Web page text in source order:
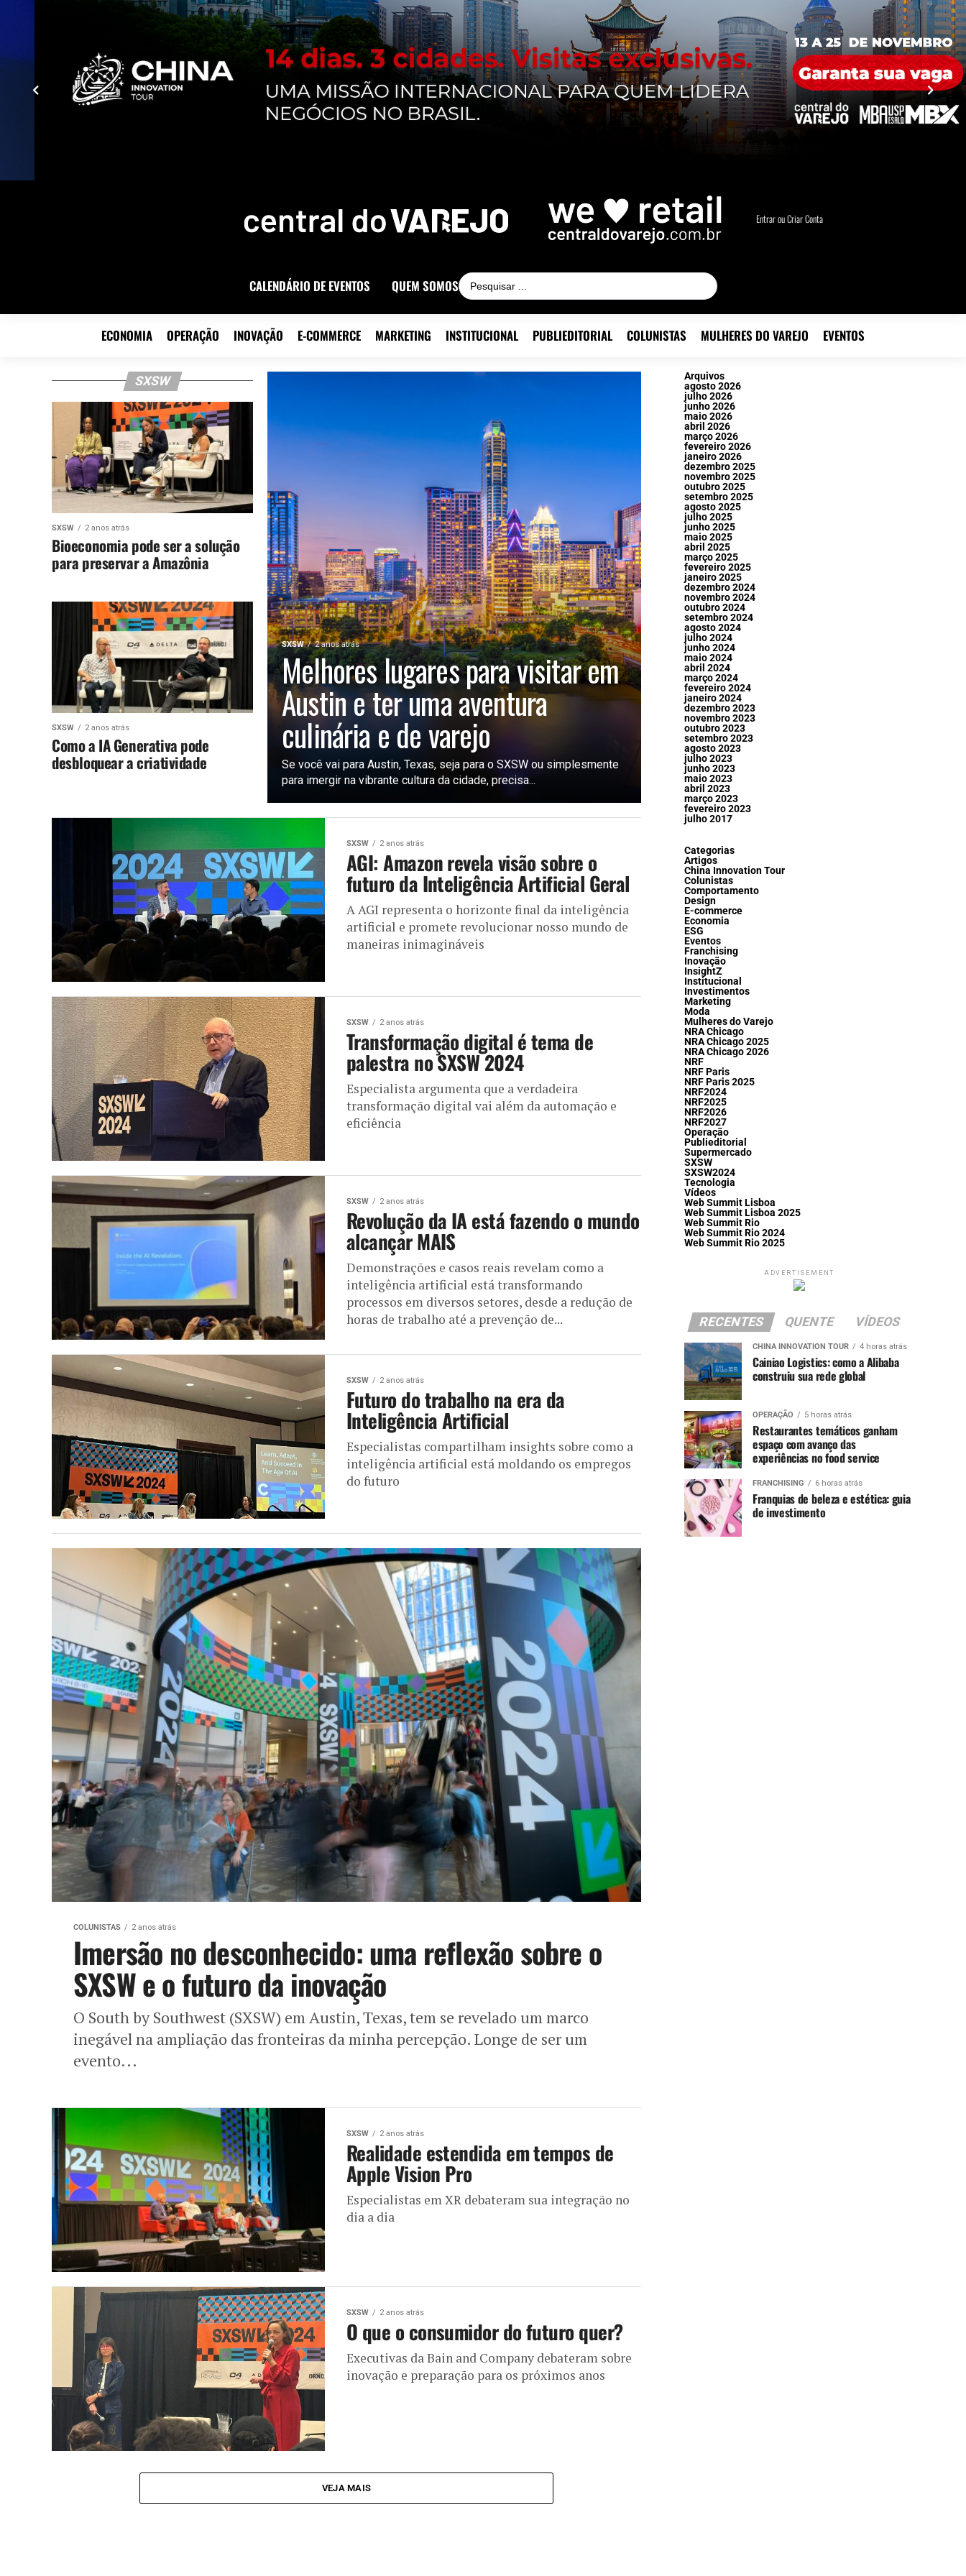
Entrar ou Criar Conta
CALENDÁRIO DE EVENTOS QUEM SOMOS
ECONOMIA OPERAÇÃO INOVAÇÃO E-COMMERCE MARKETING INSTITUCIONAL PUBLIEDITORIAL COLUNISTAS MULHERES DO VAREJO EVENTOS
SXSW 2 anos atrás
Melhores lugares para visitar em
Austin e ter uma aventura
culinária e de varejo
Se você vai para Austin, Texas, seja para o SXSW ou simplesmente
para imergir na vibrante cultura da cidade, precisa...
SXSW
SXSW 2 anos atrás
Bioeconomia pode ser a solução
para preservar a Amazônia
SXSW 2 anos atrás
Como a IA Generativa pode
desbloquear a criatividade
SXSW 2 anos atrás
AGI: Amazon revela visão sobre o
futuro da Inteligência Artificial Geral
A AGI representa o horizonte final da inteligência
artificial e promete revolucionar nosso mundo de
maneiras inimagináveis
SXSW 2 anos atrás
Transformação digital é tema de
palestra no SXSW 2024
Especialista argumenta que a verdadeira
transformação digital vai além da automação e
eficiência
SXSW 2 anos atrás
Revolução da IA está fazendo o mundo
alcançar MAIS
Demonstrações e casos reais revelam como a
inteligência artificial está transformando
processos em diversos setores, desde a redução de
horas de trabalho até a prevenção de...
SXSW 2 anos atrás
Futuro do trabalho na era da
Inteligência Artificial
Especialistas compartilham insights sobre como a
inteligência artificial está moldando os empregos
do futuro
COLUNISTAS 2 anos atrás
Imersão no desconhecido: uma reflexão sobre o
SXSW e o futuro da inovação
O South by Southwest (SXSW) em Austin, Texas, tem se revelado um marco
inegável na ampliação das fronteiras da minha percepção. Longe de ser um
evento...
SXSW 2 anos atrás
Realidade estendida em tempos de
Apple Vision Pro
Especialistas em XR debateram sua integração no
dia a dia
SXSW 2 anos atrás
O que o consumidor do futuro quer?
Executivas da Bain and Company debateram sobre
inovação e preparação para os próximos anos
VEJA MAIS
Arquivos
agosto 2026
julho 2026
junho 2026
maio 2026
abril 2026
março 2026
fevereiro 2026
janeiro 2026
dezembro 2025
novembro 2025
outubro 2025
setembro 2025
agosto 2025
julho 2025
junho 2025
maio 2025
abril 2025
março 2025
fevereiro 2025
janeiro 2025
dezembro 2024
novembro 2024
outubro 2024
setembro 2024
agosto 2024
julho 2024
junho 2024
maio 2024
abril 2024
março 2024
fevereiro 2024
janeiro 2024
dezembro 2023
novembro 2023
outubro 2023
setembro 2023
agosto 2023
julho 2023
junho 2023
maio 2023
abril 2023
março 2023
fevereiro 2023
julho 2017
Categorias
Artigos
China Innovation Tour
Colunistas
Comportamento
Design
E-commerce
Economia
ESG
Eventos
Franchising
Inovação
InsightZ
Institucional
Investimentos
Marketing
Moda
Mulheres do Varejo
NRA Chicago
NRA Chicago 2025
NRA Chicago 2026
NRF
NRF Paris
NRF Paris 2025
NRF2024
NRF2025
NRF2026
NRF2027
Operação
Publieditorial
Supermercado
SXSW
SXSW2024
Tecnologia
Vídeos
Web Summit Lisboa
Web Summit Lisboa 2025
Web Summit Rio
Web Summit Rio 2024
Web Summit Rio 2025
ADVERTISEMENT
RECENTES QUENTE VÍDEOS
CHINA INNOVATION TOUR 4 horas atrás
Cainiao Logistics: como a Alibaba
construiu sua rede global
OPERAÇÃO 5 horas atrás
Restaurantes temáticos ganham
espaço com avanço das
experiências no food service
FRANCHISING 6 horas atrás
Franquias de beleza e estética: guia
de investimento